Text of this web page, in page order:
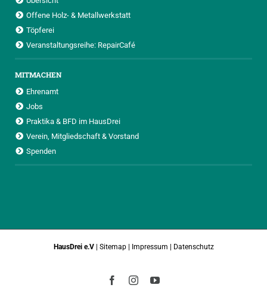
Offene Holz- & Metallwerkstatt
Töpferei
Veranstaltungsreihe: RepairCafé
MITMACHEN
Ehrenamt
Jobs
Praktika & BFD im HausDrei
Verein, Mitgliedschaft & Vorstand
Spenden
HausDrei e.V Sitemap| Impressum Datenschutz
FacebookInstagramYouTube